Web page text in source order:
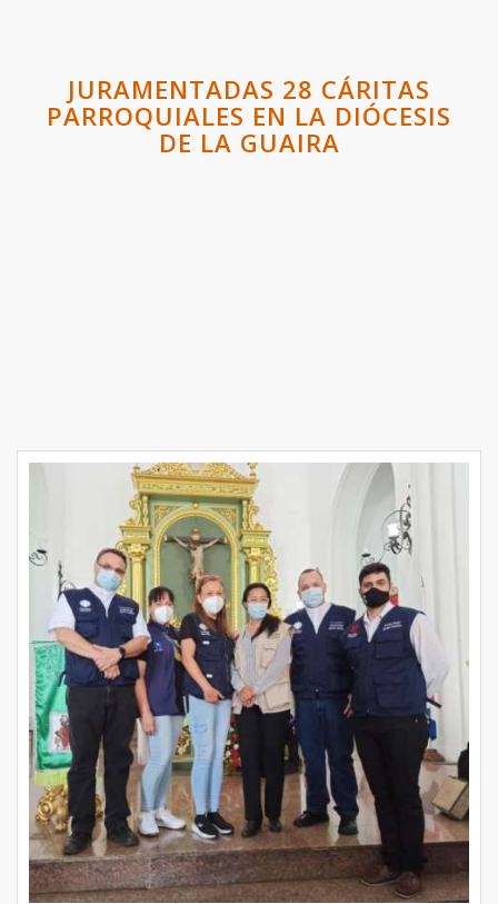
JURAMENTADAS 28 CÁRITAS
PARROQUIALES EN LA DIÓCESIS
DE LA GUAIRA